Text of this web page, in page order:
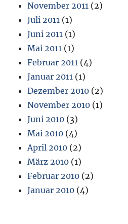
November 2011 (2)
Juli 2011 (1)
Juni 2011 (1)
Mai 2011 (1)
Februar 2011 (4)
Januar 2011 (1)
Dezember 2010 (2)
November 2010 (1)
Juni 2010 (3)
Mai 2010 (4)
April 2010 (2)
März 2010 (1)
Februar 2010 (2)
Januar 2010 (4)